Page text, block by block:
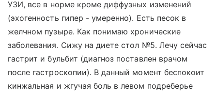
УЗИ, все в норме кроме диффузных изменений
(эхогенность гипер - умеренно). Есть песок в
желчном пузыре. Как понимаю хронические
заболевания. Сижу на диете стол №5. Лечу сейчас
гастрит и бульбит (диагноз поставлен врачом
после гастроскопии). В данный момент беспокоит
кинжальная и жгучая боль в левом подреберье